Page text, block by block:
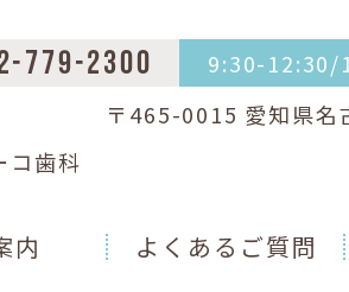
779-2300
9:30-12:30/
〒465-0015 愛知県名
コ歯科
内 よくあるご質問